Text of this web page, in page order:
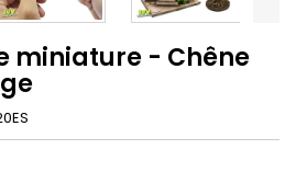
miniature - Chêne